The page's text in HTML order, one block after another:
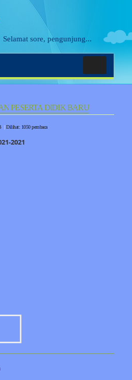
Selamat sore, pengunjung...
PESERTA DIDIK BARU
| Dilihat: 1050 pembaca
2021